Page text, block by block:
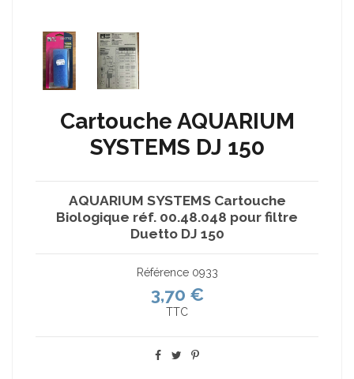
Cartouche AQUARIUM
SYSTEMS DJ 150
AQUARIUM SYSTEMS Cartouche
Biologique réf. 00.48.048 pour filtre
Duetto DJ 150
Référence 0933
3,70 €
TTC